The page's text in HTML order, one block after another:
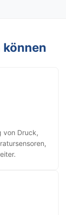
können
von Druck,